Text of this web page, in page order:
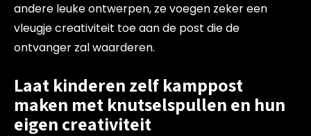
andere leuke ontwerpen, ze voegen zeker een
vleugje creativiteit toe aan de post die de
ontvanger zal waarderen.
Laat kinderen zelf kamppost
maken met knutselspullen en hun
eigen creativiteit